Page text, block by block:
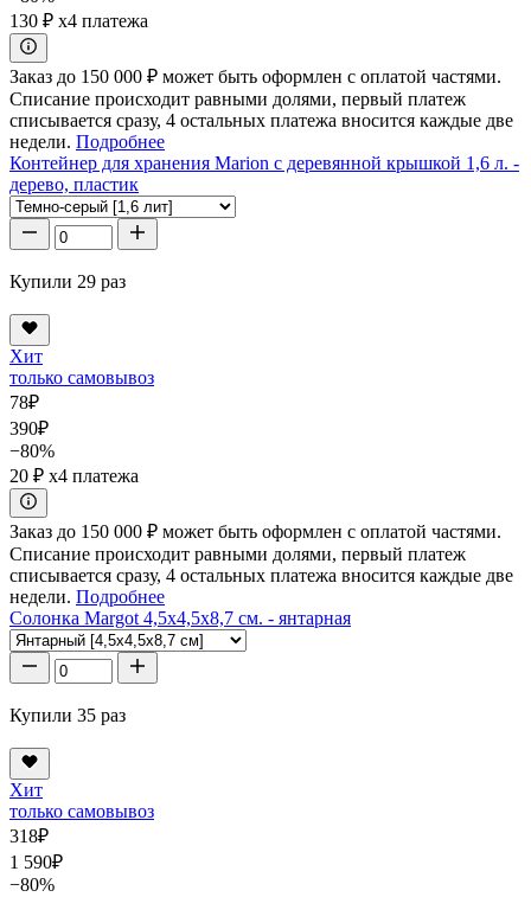
130 ₽ x4 платежа
Заказ до 150 000 ₽ может быть оформлен с оплатой частями.
Списание происходит равными долями, первый платеж
списывается сразу, 4 остальных платежа вносится каждые две
недели. Подробнее
Контейнер для хранения Marion с деревянной крышкой 1,6 л. -
дерево, пластик
Купили 29 раз
Хит
только самовывоз
78₽
390₽
−80%
20 ₽ x4 платежа
Заказ до 150 000 ₽ может быть оформлен с оплатой частями.
Списание происходит равными долями, первый платеж
списывается сразу, 4 остальных платежа вносится каждые две
недели. Подробнее
Солонка Margot 4,5x4,5x8,7 см. - янтарная
Купили 35 раз
Хит
только самовывоз
318₽
1 590₽
−80%